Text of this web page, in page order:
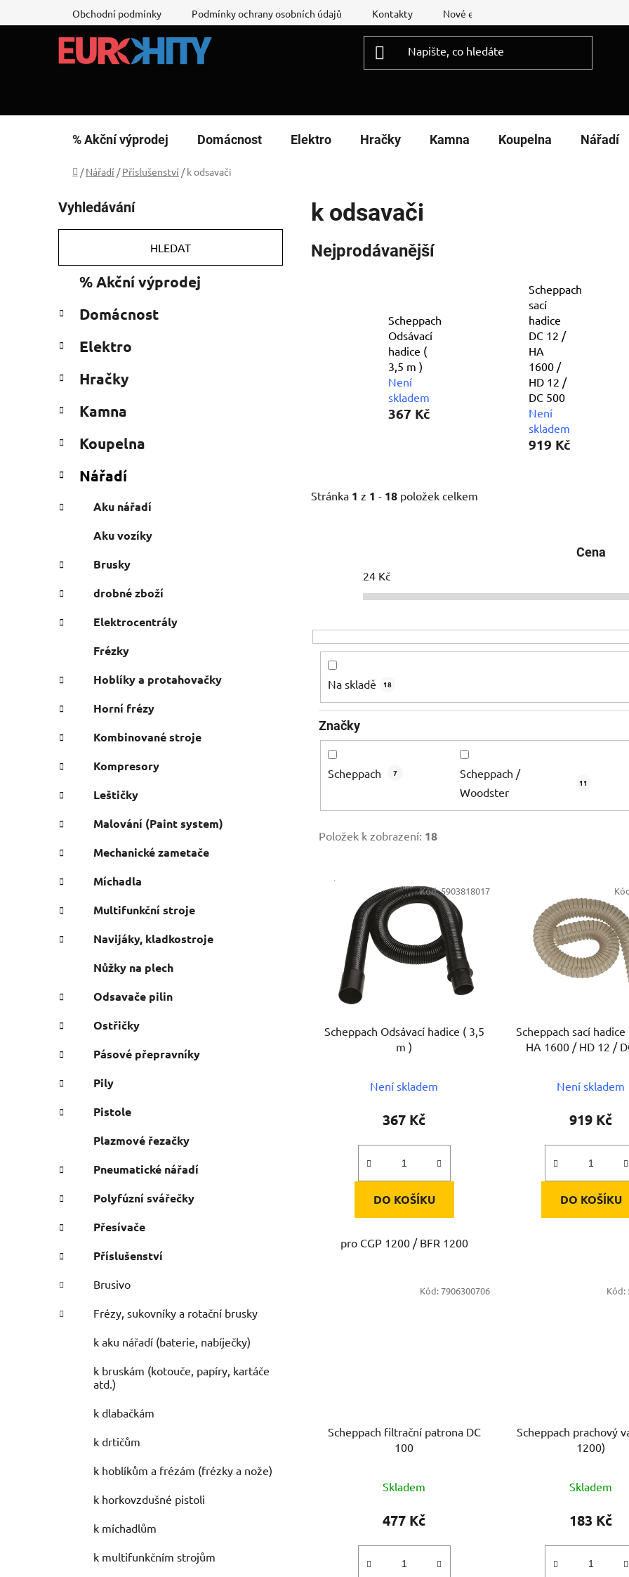
na
Obchodní podmínky Podmínky ochrany osobních údajů Kontakty Nové energetické štítky
% Akční výprodej Domácnost Elektro Hračky Kamna Koupelna Nářadí
Domů
/ Nářadí / Příslušenství / k odsavači
o
s
r
n
í
a
e
Vyhledávání
HLEDAT
kategorie
e
o
i
% Akční výprodej
Domácnost
Elektro
Hračky
Kamna
Koupelna
Nářadí
Aku nářadí
Aku vozíky
Brusky
drobné zboží
Elektrocentrály
Frézky
Hoblíky a protahovačky
Horní frézy
Kombinované stroje
Kompresory
Leštičky
Malování (Paint system)
Mechanické zametače
Míchadla
Multifunkční stroje
Navijáky, kladkostroje
Nůžky na plech
Odsavače pilin
Ostřičky
Pásové přepravníky
Pily
Pistole
Plazmové řezačky
Pneumatické nářadí
Polyfúzní svářečky
Přesívače
Příslušenství
Brusivo
Frézy, sukovníky a rotační brusky
k aku nářadí (baterie, nabíječky)
k bruskám (kotouče, papíry, kartáče
atd.)
k dlabačkám
k drtičům
k hoblíkům a frézám (frézky a nože)
k horkovzdušné pistoli
k míchadlům
k multifunkčním strojům
k odsavači
Nejprodávanější
Scheppach
Odsávací
hadice (
3,5 m )
Není
skladem
367 Kč
Scheppach
sací
hadice
DC 12 /
HA
1600 /
HD 12 /
DC 500
Není
skladem
919 Kč
Stránka 1 z 1 - 18 položek celkem
Cena
24 Kč
Na skladě 18
Značky
Scheppach 7
Scheppach /
Woodster
11
Položek k zobrazení: 18
Scheppach Odsávací hadice ( 3,5
m )
Není skladem
367 Kč
DO KOŠÍKU
pro CGP 1200 / BFR 1200
Kód:5903818017
Scheppach sací
HA 1600 / HD 12 /
Není skladem
919 Kč
DO KOŠÍKU
Scheppach filtrační patrona DC
100
Skladem
477 Kč
Kód:7906300706
Scheppach prachový
1200)
Skladem
183 Kč
Kód: